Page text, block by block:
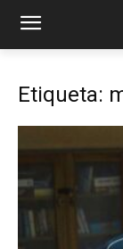
Etiqueta: